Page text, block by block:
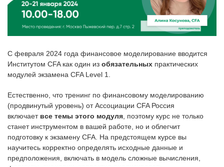
С февраля 2024 года финансовое моделирование вводится
Институтом CFA как один из обязательных практических
модулей экзамена CFA Level 1.
Естественно, что тренинг по финансовому моделированию
(продвинутый уровень) от Ассоциации CFA Россия
включает все темы этого модуля , поэтому курс не только
станет инструментом в вашей работе, но и облегчит
подготовку к экзамену CFA. На предстоящем курсе вы
научитесь корректно определять исходные данные и
предположения, включать в модель сложные вычисления,